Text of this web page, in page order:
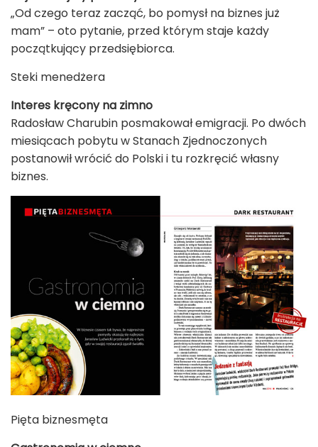
„Od czego teraz zacząć, bo pomysł na biznes już
mam” – oto pytanie, przed którym staje każdy
początkujący przedsiębiorca.
Steki menedżera
Interes kręcony na zimno
Radosław Charubin posmakował emigracji. Po dwóch
miesiącach pobytu w Stanach Zjednoczonych
postanowił wrócić do Polski i tu rozkręcić własny
biznes.
Pięta biznesmęta